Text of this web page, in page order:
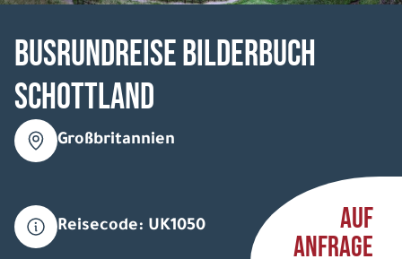
Busrundreise Bilderbuch
Schottland
Großbritannien
Reisecode: UK1050
AUF
ANFRAGE